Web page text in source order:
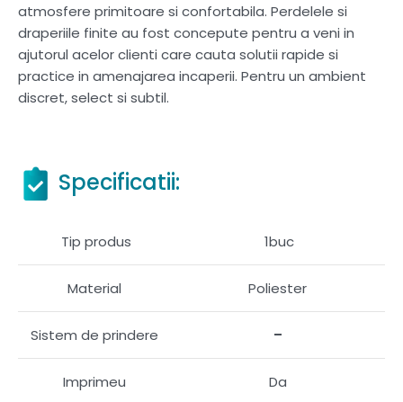
atmosfere primitoare si confortabila. Perdelele si
draperiile finite au fost concepute pentru a veni in
ajutorul acelor clienti care cauta solutii rapide si
practice in amenajarea incaperii. Pentru un ambient
discret, select si subtil.
Specificatii:
Tip produs 1buc
Material Poliester
Sistem de prindere –
Imprimeu Da